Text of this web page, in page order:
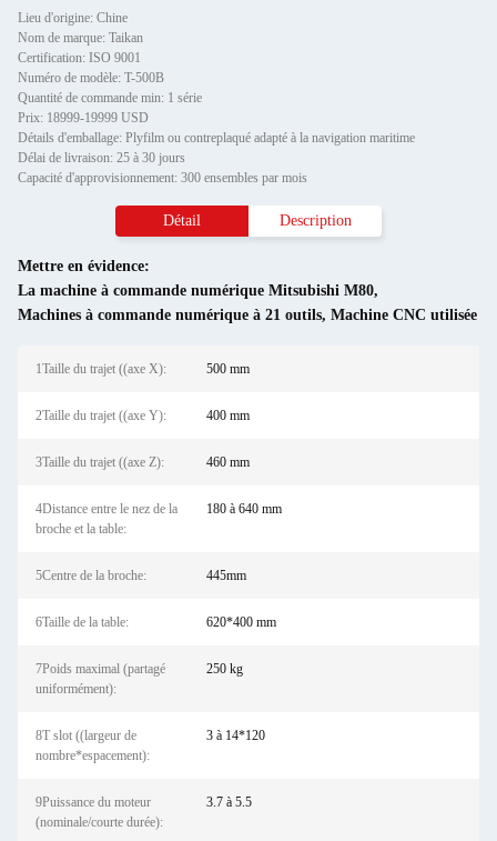
Lieu d'origine: Chine
Nom de marque: Taikan
Certification: ISO 9001
Numéro de modèle: T-500B
Quantité de commande min: 1 série
Prix: 18999-19999 USD
Détails d'emballage: Plyfilm ou contreplaqué adapté à la navigation maritime
Délai de livraison: 25 à 30 jours
Capacité d'approvisionnement: 300 ensembles par mois
Détail Description
Mettre en évidence:
La machine à commande numérique Mitsubishi M80,
Machines à commande numérique à 21 outils, Machine CNC utilisée
1Taille du trajet ((axe X): 500 mm
2Taille du trajet ((axe Y): 400 mm
3Taille du trajet ((axe Z): 460 mm
4Distance entre le nez de la
broche et la table:
180 à 640 mm
5Centre de la broche: 445mm
6Taille de la table: 620*400 mm
7Poids maximal (partagé
uniformément):
250 kg
8T slot ((largeur de
nombre*espacement):
3 à 14*120
9Puissance du moteur
(nominale/courte durée):
3.7 à 5.5